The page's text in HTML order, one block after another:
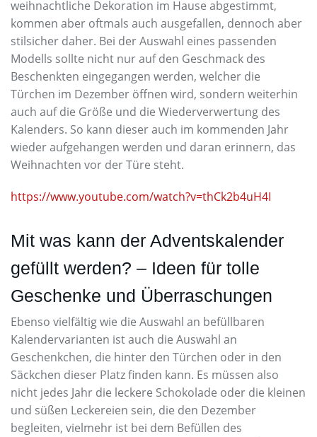
weihnachtliche Dekoration im Hause abgestimmt,
kommen aber oftmals auch ausgefallen, dennoch aber
stilsicher daher. Bei der Auswahl eines passenden
Modells sollte nicht nur auf den Geschmack des
Beschenkten eingegangen werden, welcher die
Türchen im Dezember öffnen wird, sondern weiterhin
auch auf die Größe und die Wiederverwertung des
Kalenders. So kann dieser auch im kommenden Jahr
wieder aufgehangen werden und daran erinnern, das
Weihnachten vor der Türe steht.
https://www.youtube.com/watch?v=thCk2b4uH4I
Mit was kann der Adventskalender
gefüllt werden? – Ideen für tolle
Geschenke und Überraschungen
Ebenso vielfältig wie die Auswahl an befüllbaren
Kalendervarianten ist auch die Auswahl an
Geschenkchen, die hinter den Türchen oder in den
Säckchen dieser Platz finden kann. Es müssen also
nicht jedes Jahr die leckere Schokolade oder die kleinen
und süßen Leckereien sein, die den Dezember
begleiten, vielmehr ist bei dem Befüllen des